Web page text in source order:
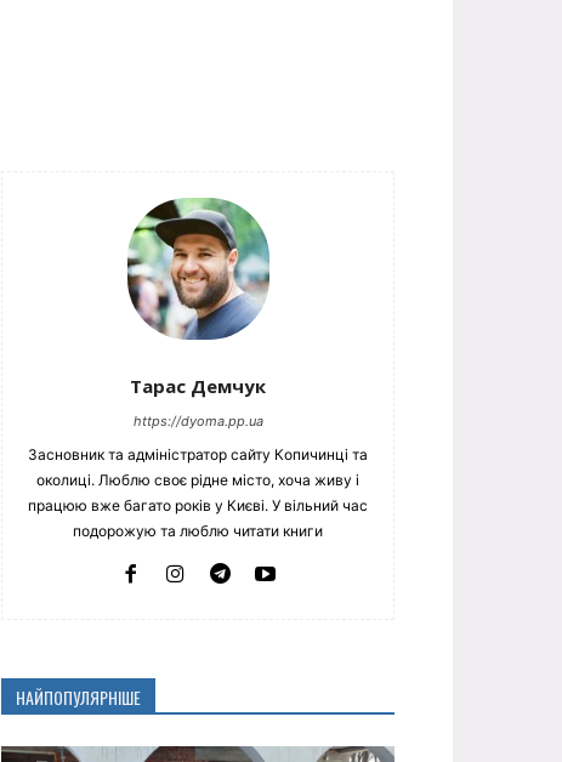
Тарас Демчук
https://dyoma.pp.ua
Засновник та адміністратор сайту Копичинці та
околиці. Люблю своє рідне місто, хоча живу і
працюю вже багато років у Києві. У вільний час
подорожую та люблю читати книги
НАЙПОПУЛЯРНІШЕ